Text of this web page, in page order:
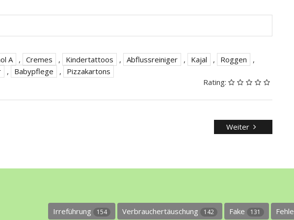
A , Cremes , Kindertattoos , Abflussreiniger , Kajal , Roggen
,
, Babypflege ,
Pizzakartons
Rating:
Weiter
Irreführung 154 Verbrauchertäuschung 142 Fake 131